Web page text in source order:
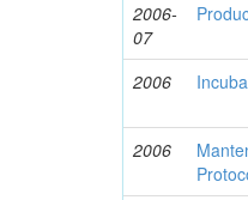
2006-
07
2006
2006